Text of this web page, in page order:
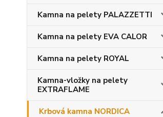
Kamna na pelety PALAZZETTI
Kamna na pelety EVA CALOR
Kamna na pelety ROYAL
Kamna-vložky na pelety
EXTRAFLAME
Krbová kamna NORDICA